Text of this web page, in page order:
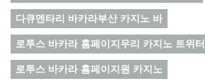
다큐멘타리 바카라부산 카지노 바
로투스 바카라 홈페이지우리 카지노 트위터
로투스 바카라 홈페이지원 카지노